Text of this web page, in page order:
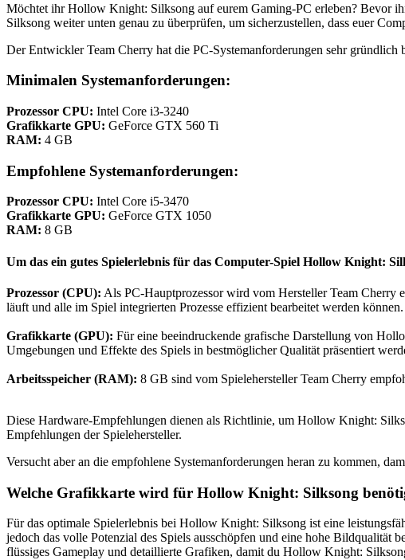
Möchtet ihr Hollow Knight: Silksong auf eurem Gaming-PC erleben? Bevor
Silksong weiter unten genau zu überprüfen, um sicherzustellen, dass euer
Der Entwickler Team Cherry hat die PC-Systemanforderungen sehr
Minimalen Systemanforderungen:
Prozessor CPU: Intel Core i3-3240
Grafikkarte GPU: GeForce GTX 560 Ti
RAM: 4 GB
Empfohlene Systemanforderungen:
Prozessor CPU: Intel Core i5-3470
Grafikkarte GPU: GeForce GTX 1050
RAM: 8 GB
Um das ein gutes Spielerlebnis für das Computer-Spiel Hollow Knight:
Prozessor (CPU): Als PC-Hauptprozessor wird vom Hersteller Team
läuft und alle im Spiel integrierten Prozesse effizient bearbeitet werden können.
Grafikkarte (GPU): Für eine beeindruckende grafische Darstellung von
Umgebungen und Effekte des Spiels in bestmöglicher Qualität präsentiert
Arbeitsspeicher (RAM): 8 GB sind vom Spielehersteller Team Cherry
Diese Hardware-Empfehlungen dienen als Richtlinie, um Hollow Knight:
Empfehlungen der Spielehersteller.
Versucht aber an die empfohlene Systemanforderungen heran zu kommen,
Welche Grafikkarte wird für Hollow Knight: Silksong
Für das optimale Spielerlebnis bei Hollow Knight: Silksong ist eine
jedoch das volle Potenzial des Spiels ausschöpfen und eine hohe
flüssiges Gameplay und detaillierte Grafiken, damit du Hollow Knight: